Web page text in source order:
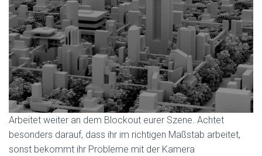
Arbeitet weiter an dem Blockout eurer Szene. Achtet
besonders darauf, dass ihr im richtigen Maßstab arbeitet,
sonst bekommt ihr Probleme mit der Kamera